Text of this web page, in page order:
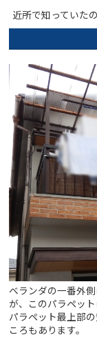
近所で知っていた
ベランダの一番外
が、このパラペッ
パラペット最上部
ころもあります。